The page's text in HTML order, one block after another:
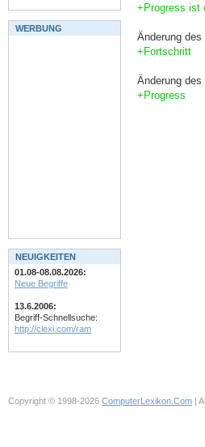
+Progress ist
Änderung des
+Fortschritt
Änderung des
+Progress
WERBUNG
NEUIGKEITEN
01.08-08.08.2026:
Neue Begriffe
13.6.2006:
Begriff-Schnellsuche:
http://clexi.com/ram
Copyright © 1998-2026 ComputerLexikon.Com |